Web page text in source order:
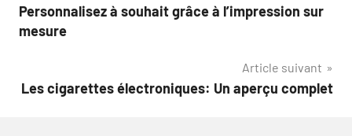
de
Personnalisez à souhait grâce à l’impression sur
mesure
Article suivant
Les cigarettes électroniques: Un aperçu complet